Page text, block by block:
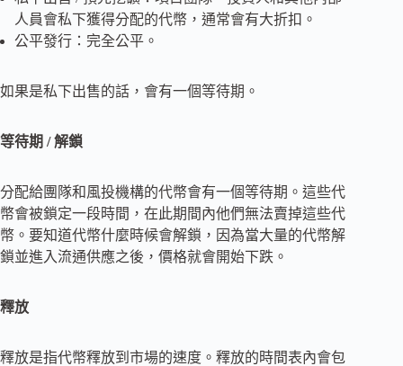
人員會私下獲得分配的代幣，通常會有大折扣。
公平發行：完全公平。
如果是私下出售的話，會有一個等待期。
等待期 / 解鎖
分配給團隊和風投機構的代幣會有一個等待期。這些代
幣會被鎖定一段時間，在此期間內他們無法賣掉這些代
幣。要知道代幣什麼時候會解鎖，因為當大量的代幣解
鎖並進入流通供應之後，價格就會開始下跌。
釋放
釋放是指代幣釋放到市場的速度。釋放的時間表內會包